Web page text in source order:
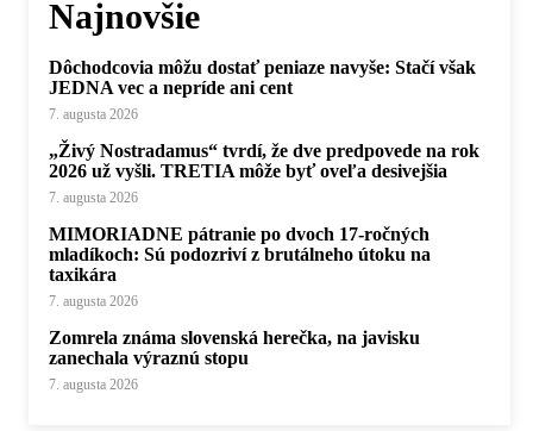
Najnovšie
Dôchodcovia môžu dostať peniaze navyše: Stačí však
JEDNA vec a nepríde ani cent
7. augusta 2026
„Živý Nostradamus“ tvrdí, že dve predpovede na rok
2026 už vyšli. TRETIA môže byť oveľa desivejšia
7. augusta 2026
MIMORIADNE pátranie po dvoch 17-ročných
mladíkoch: Sú podozriví z brutálneho útoku na
taxikára
7. augusta 2026
Zomrela známa slovenská herečka, na javisku
zanechala výraznú stopu
7. augusta 2026